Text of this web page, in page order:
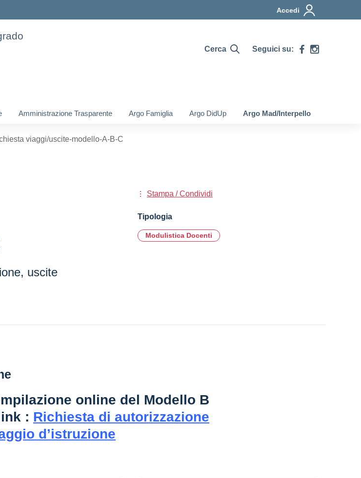
Accedi
Cerca Seguici su:
Amministrazione Trasparente Argo Famiglia Argo DidUp Argo Mad/Interpello
viaggi/uscite-modello-A-B-C
uscite
Stampa / Condividi
Tipologia
Modulistica Docenti
online del Modello B
: Richiesta di autorizzazione
d’istruzione